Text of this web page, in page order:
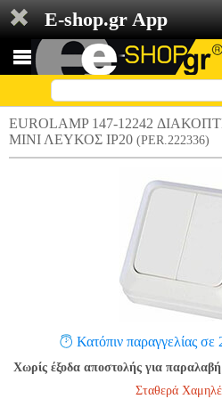
E-shop.gr App
EUROLAMP 147-12242
ΜΙΝΙ ΛΕΥΚΟΣ ΙΡ20 (PER.222336)
Κατόπιν παραγγελίας σε
Χωρίς έξοδα αποστολής για
Σταθερά